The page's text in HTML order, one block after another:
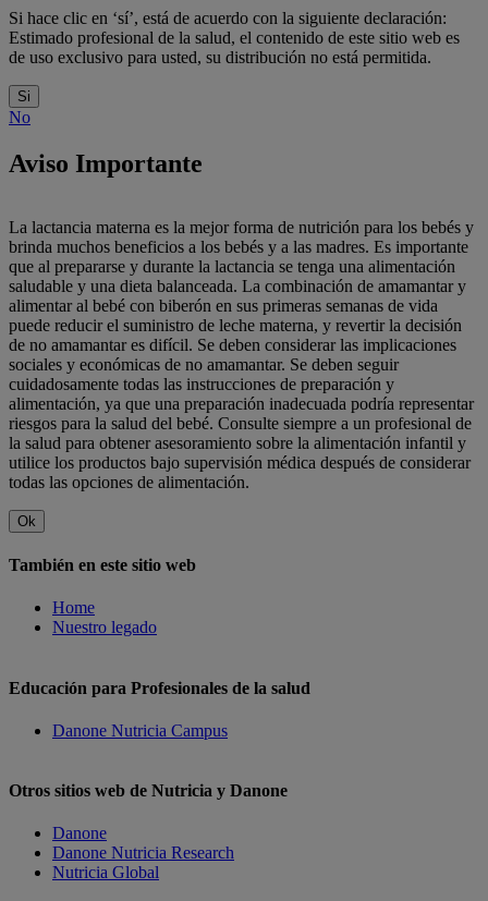
Si hace clic en ‘sí’, está de acuerdo con la siguiente declaración:
Estimado profesional de la salud, el contenido de este sitio web es
de uso exclusivo para usted, su distribución no está permitida.
Si
No
Aviso Importante
La lactancia materna es la mejor forma de nutrición para los bebés y
brinda muchos beneficios a los bebés y a las madres. Es importante
que al prepararse y durante la lactancia se tenga una alimentación
saludable y una dieta balanceada. La combinación de amamantar y
alimentar al bebé con biberón en sus primeras semanas de vida
puede reducir el suministro de leche materna, y revertir la decisión
de no amamantar es difícil. Se deben considerar las implicaciones
sociales y económicas de no amamantar. Se deben seguir
cuidadosamente todas las instrucciones de preparación y
alimentación, ya que una preparación inadecuada podría representar
riesgos para la salud del bebé. Consulte siempre a un profesional de
la salud para obtener asesoramiento sobre la alimentación infantil y
utilice los productos bajo supervisión médica después de considerar
todas las opciones de alimentación.
Ok
También en este sitio web
Home
Nuestro legado
Educación para Profesionales de la salud
Danone Nutricia Campus
Otros sitios web de Nutricia y Danone
Danone
Danone Nutricia Research
Nutricia Global